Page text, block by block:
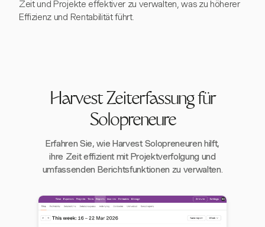
Zeit und Projekte effektiver zu verwalten, was zu höherer
Effizienz und Rentabilität führt.
Harvest Zeiterfassung für
Solopreneure
Erfahren Sie, wie Harvest Solopreneuren hilft,
ihre Zeit effizient mit Projektverfolgung und
umfassenden Berichtsfunktionen zu verwalten.